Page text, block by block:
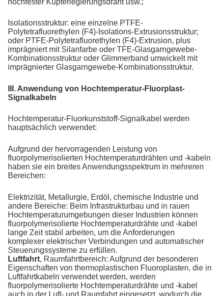
Isolationsstruktur: eine einzelne PTFE-
Polytetrafluorethylen (F4)-Isolations-Extrusionsstruktur;
oder PTFE-Polytetrafluorethylen (F4)-Extrusion, plus
imprägniert mit Silanfarbe oder TFE-Glasgarngewebe-
Kombinationsstruktur oder Glimmerband umwickelt mit
imprägnierter Glasgarngewebe-Kombinationsstruktur.
III. Anwendung von Hochtemperatur-Fluorplast-
Signalkabeln
Hochtemperatur-Fluorkunststoff-Signalkabel werden
hauptsächlich verwendet:
Aufgrund der hervorragenden Leistung von
fluorpolymerisolierten Hochtemperaturdrähten und -kabeln
haben sie ein breites Anwendungsspektrum in mehreren
Bereichen:
Elektrizität, Metallurgie, Erdöl, chemische Industrie und
andere Bereiche: Beim Infrastrukturbau und in rauen
Hochtemperaturumgebungen dieser Industrien können
fluorpolymerisolierte Hochtemperaturdrähte und -kabel
lange Zeit stabil arbeiten, um die Anforderungen
komplexer elektrischer Verbindungen und automatischer
Steuerungssysteme zu erfüllen.
Luftfahrt, Raumfahrtbereich: Aufgrund der besonderen
Eigenschaften von thermoplastischen Fluoroplasten, die in
Luftfahrtkabeln verwendet werden, werden
fluorpolymerisolierte Hochtemperaturdrähte und -kabel
auch in der Luft- und Raumfahrt eingesetzt, wodurch die